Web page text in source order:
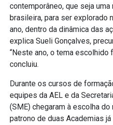
contemporâneo, que seja
brasileira, para ser explorado
ano, dentro da dinâmica das
explica Sueli Gonçalves,
“Neste ano, o tema escolhido
concluiu.
Durante os cursos de
equipes da AEL e da
(SME) chegaram à escolha
patrono de duas Academias